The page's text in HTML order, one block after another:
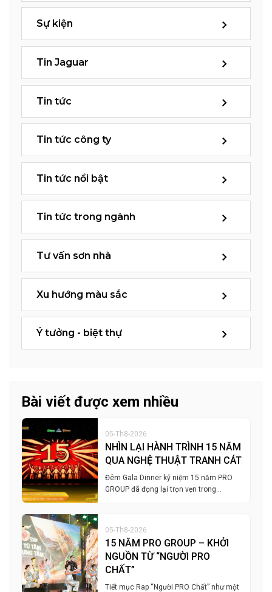
Sự kiện
Tin Jaguar
Tin tức
Tin tức công ty
Tin tức nổi bật
Tin tức trong ngành
Tư vấn sơn nhà
Xu hướng màu sắc
Ý tưởng - biệt thự
Bài viết được xem nhiều
05-Th8-2026
NHÌN LẠI HÀNH TRÌNH 15 NĂM
QUA NGHỆ THUẬT TRANH CÁT
Đêm Gala Dinner kỷ niệm 15 năm PRO
GROUP đã đọng lại trọn vẹn trong…
05-Th8-2026
15 NĂM PRO GROUP – KHỞI
NGUỒN TỪ “NGƯỜI PRO
CHẤT”
Tiết mục Rap “Người PRO Chất” như một